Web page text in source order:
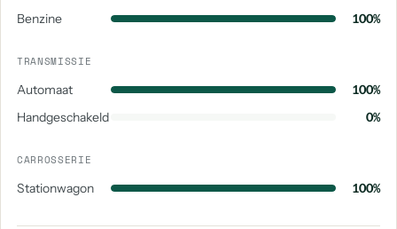
Benzine 100%
TRANSMISSIE
Automaat
100%
Handgeschakeld
0%
CARROSSERIE
Stationwagon 100%